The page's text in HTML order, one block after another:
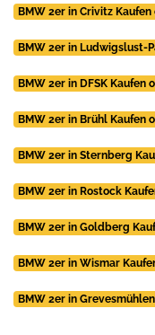
BMW 2er in Crivitz
BMW 2er in Ludwigslust-
BMW 2er in DFSK Kaufen
BMW 2er in Brühl Kaufen
BMW 2er in Sternberg
BMW 2er in Rostock
BMW 2er in Goldberg
BMW 2er in Wismar
BMW 2er in